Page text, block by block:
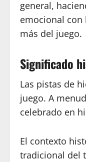
general,
emocional con
más del juego.
Significado
Las pistas de
juego. A
celebrado en
El contexto
tradicional del